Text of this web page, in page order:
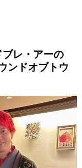
レ・アーの
ンドオブトウ